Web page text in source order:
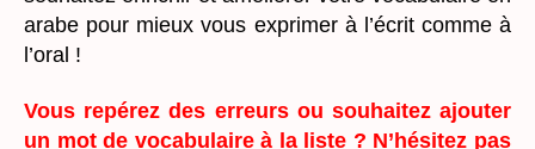
arabe pour mieux vous exprimer à l’écrit comme à
l’oral !
Vous repérez des erreurs ou souhaitez ajouter
un mot de vocabulaire à la liste ? N’hésitez pas